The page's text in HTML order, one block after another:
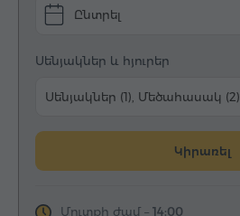
Ընտրել
Սենյակներ և հյուրեր
Սենյակներ (1), Մեծահասակ (2)
Կիրառել
Մուտքի ժամ – 14:00